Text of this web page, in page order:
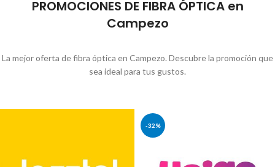
PROMOCIONES DE FIBRA ÓPTICA en
Campezo
La mejor oferta de fibra óptica en Campezo. Descubre la promoción que
sea ideal para tus gustos.
-32%